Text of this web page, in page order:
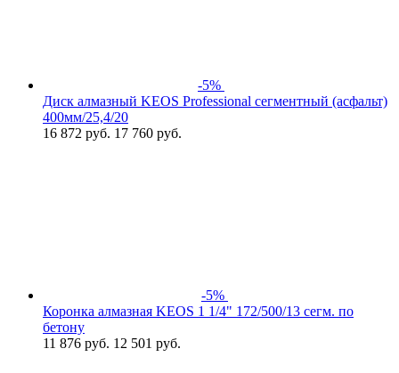
-5%
Диск алмазный KEOS Professional сегментный (асфальт)
400мм/25,4/20
16 872 руб. 17 760 руб.
-5%
Коронка алмазная KEOS 1 1/4" 172/500/13 сегм. по
бетону
11 876 руб. 12 501 руб.